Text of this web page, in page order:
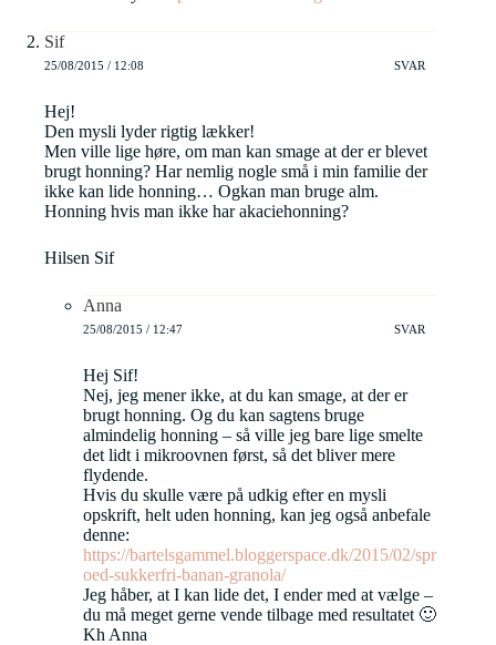
Sif
25/08/2015 / 12:08 SVAR
Hej!
Den mysli lyder rigtig lækker!
Men ville lige høre, om man kan smage at der er blevet
brugt honning? Har nemlig nogle små i min familie der
ikke kan lide honning… Ogkan man bruge alm.
Honning hvis man ikke har akaciehonning?
Hilsen Sif
Anna
25/08/2015 / 12:47 SVAR
Hej Sif!
Nej, jeg mener ikke, at du kan smage, at der er
brugt honning. Og du kan sagtens bruge
almindelig honning – så ville jeg bare lige smelte
det lidt i mikroovnen først, så det bliver mere
flydende.
Hvis du skulle være på udkig efter en mysli
opskrift, helt uden honning, kan jeg også anbefale
denne:
https://bartelsgammel.bloggerspace.dk/2015/02/spr
oed-sukkerfri-banan-granola/
Jeg håber, at I kan lide det, I ender med at vælge –
du må meget gerne vende tilbage med resultatet 🙂
Kh Anna